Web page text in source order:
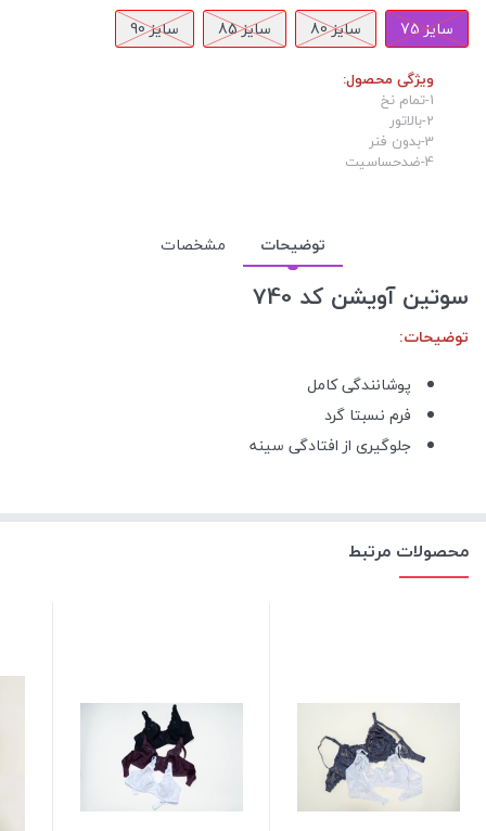
سایز 75 سایز 80 سایز 85 سایز 90
ویژگی محصول:
1-تمام نخ
2-بالاتور
3-بدون فنر
4-ضدحساسیت
توضیحات مشخصات
سوتین آویشن کد 740
توضیحات:
پوشانندگی کامل
فرم نسبتا گرد
جلوگیری از افتادگی سینه
محصولات مرتبط